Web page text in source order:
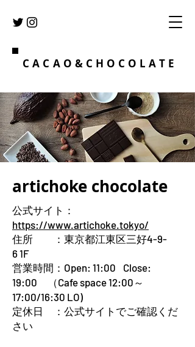
CACAO&CHOCOLATE
artichoke chocolate
公式サイト：
https://www.artichoke.tokyo/
住所 ：東京都江東区三好4-9-
6 1F
営業時間：Open: 11:00 Close:
19:00 （Cafe space 12:00～
17:00/16:30 LO)
定休日 ：公式サイトでご確認くだ
さい